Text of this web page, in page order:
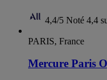
4,4/5 Noté 4,4
PARIS, France
Mercure Paris